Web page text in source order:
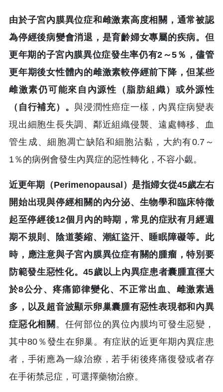
由於子宮內膜異位症和雌激素高度相關，通常被認
為停經後病變會消退，是育齡婦女專屬的疾病。但
更年期的子宮內膜異位症發生率仍有2～5％，儘管
更年期後女性體內的雌激素較停經前下降，但某些
雌激素仍可能來自內源性（脂肪組織）或外源性
（自行補充）。與浸潤性癌症一樣，內異症病變表
現出細胞生長失調、鄰近組織侵襲、遠處轉移、血
管生成、細胞凋亡缺陷和細胞沾黏，大約有0.7～
1％的病例會發生內異症的惡性轉化，不容小覷。
近更年期（Perimenopausal）是指婦女從45歲左右
開始出現與停經相關的內分泌、生物學和臨床特徵
起至停經後12個月內的時期，常見的症狀有月經週
期不規則、陰道萎縮、潮紅盜汗、睡眠障礙等。此
時，應注意與子宮內膜異位症有關的腫瘤，特別要
防範發生惡性化。45歲以上內異症患者囊腫直徑大
於8公分、疼痛節律變化、不正常出血、雌激素過
多，以及超音波顯示卵巢囊腫有惡性表現都和內異
症惡化相關 。任何部位的異位內膜均可發生惡變，
其中80％發生在卵巢。有症狀的近更年期內異症患
者，手術應為一線治療，若手術後疼痛復發或者存
在手術禁忌症，可選擇藥物治療。